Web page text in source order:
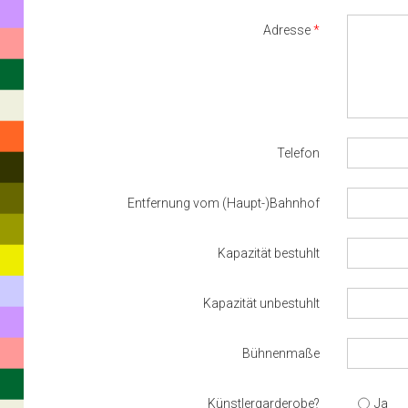
Adresse
Telefon
Entfernung vom (Haupt-)Bahnhof
Kapazität bestuhlt
Kapazität unbestuhlt
Bühnenmaße
Künstlergarderobe? Ja